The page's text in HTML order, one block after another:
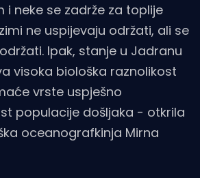
i neke se zadrže za toplije
ne uspijevaju održati, ali se
Ipak, stanje u Jadranu
visoka biološka raznolikost
vrste uspješno
populacije došljaka - otkrila
oceanografkinja Mirna